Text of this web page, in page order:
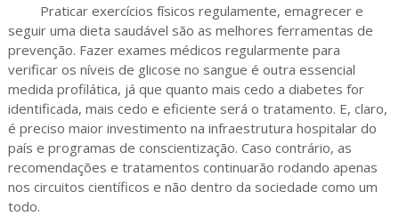
Praticar exercícios físicos regulamente, emagrecer e
seguir uma dieta saudável são as melhores ferramentas de
prevenção. Fazer exames médicos regularmente para
verificar os níveis de glicose no sangue é outra essencial
medida profilática, já que quanto mais cedo a diabetes for
identificada, mais cedo e eficiente será o tratamento. E, claro,
é preciso maior investimento na infraestrutura hospitalar do
país e programas de conscientização. Caso contrário, as
recomendações e tratamentos continuarão rodando apenas
nos circuitos científicos e não dentro da sociedade como um
todo.